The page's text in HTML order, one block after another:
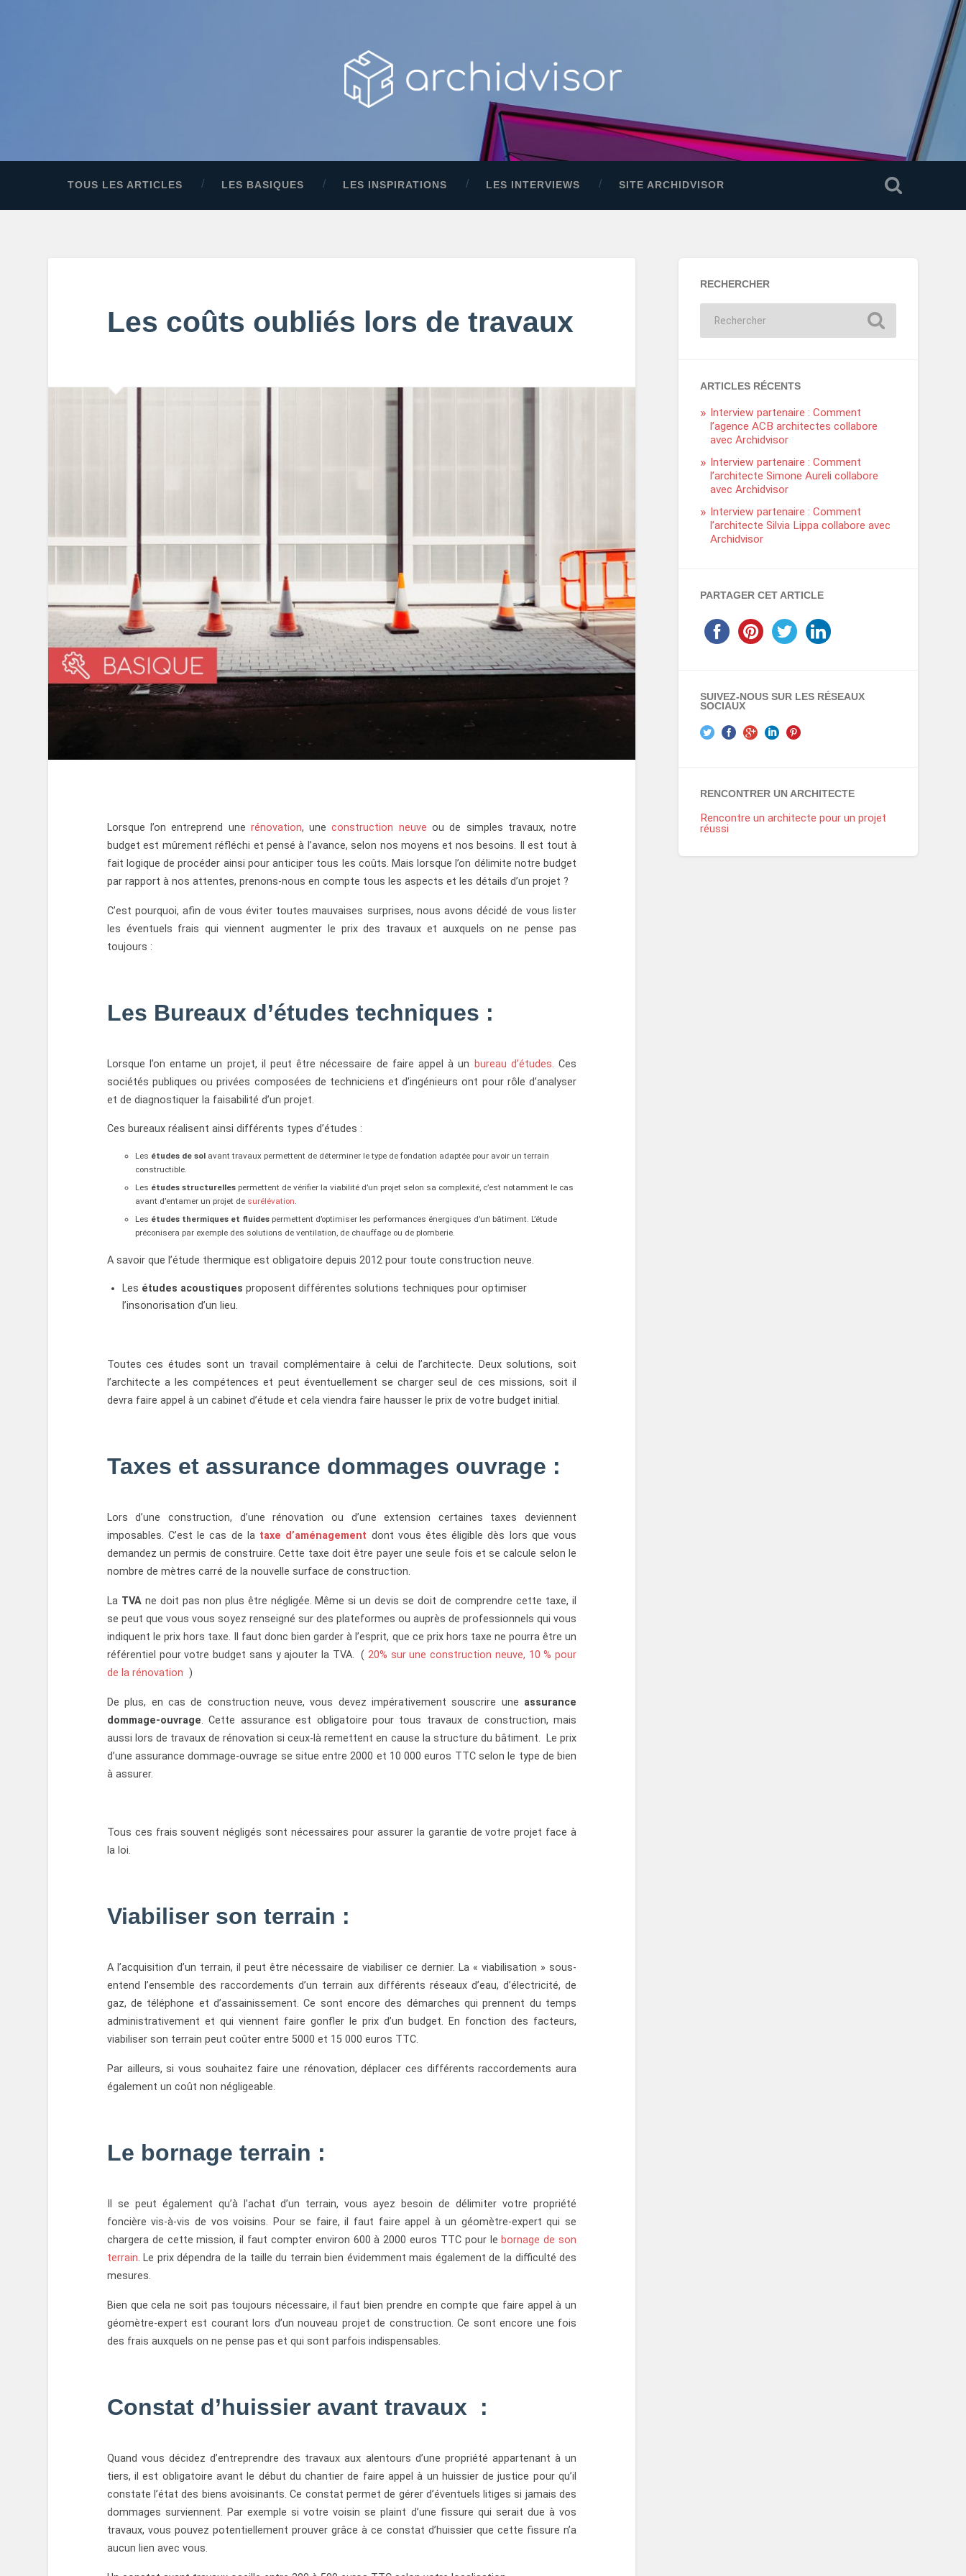
TOUS LES ARTICLES LES BASIQUES LES INSPIRATIONS LES INTERVIEWS SITE ARCHIDVISOR
Les coûts oubliés lors de travaux
Lorsque l’on entreprend une rénovation, uneconstruction neuve ou de simples travaux, notre
budget est mûrement réfléchi et pensé à l’avance, selon nos moyens et nos besoins. Il est tout à
fait logique de procéder ainsi pour anticiper tous les coûts. Mais lorsque l’on délimite notre budget
par rapport à nos attentes, prenons-nous en compte tous les aspects et les détails d’un projet ?
C’est pourquoi, afin de vous éviter toutes mauvaises surprises, nous avons décidé de vous lister
les éventuels frais qui viennent augmenter le prix des travaux et auxquels on ne pense pas
toujours :
Les Bureaux d’études techniques :
Lorsque l’on entame un projet, il peut être nécessaire de faire appel à un bureau d’études. Ces
sociétés publiques ou privées composées de techniciens et d’ingénieurs ont pour rôle d’analyser
et de diagnostiquer la faisabilité d’un projet.
Ces bureaux réalisent ainsi différents types d’études :
Les études de solavant travaux permettent de déterminer le type de fondation adaptée pour avoir un terrain
constructible.
Les études structurelles permettent de vérifier la viabilité d’un projet selon sa complexité, c’est notamment le cas
avant d’entamer un projet de surélévation.
Les études thermiques et fluidespermettent d’optimiser les performances énergiques d’un bâtiment. L’étude
préconisera par exemple des solutions de ventilation, de chauffage ou de plomberie.
A savoir que l’étude thermique est obligatoire depuis 2012 pour toute construction neuve.
Les études acoustiques proposent différentes solutions techniques pour optimiser
l’insonorisation d’un lieu.
Toutes ces études sont un travail complémentaire à celui de l’architecte. Deux solutions, soit
l’architecte a les compétences et peut éventuellement se charger seul de ces missions, soit il
devra faire appel à un cabinet d’étude et cela viendra faire hausser le prix de votre budget initial.
Taxes et assurance dommages ouvrage :
Lors d’une construction, d’une rénovation ou d’une extension certaines taxes deviennent
imposables. C’est le cas de la taxe d’aménagement dont vous êtes éligible dès lors que vous
demandez un permis de construire. Cette taxe doit être payer une seule fois et se calcule selon le
nombre de mètres carré de la nouvelle surface de construction.
La TVAne doit pas non plus être négligée. Même si un devis se doit de comprendre cette taxe, il
se peut que vous vous soyez renseigné sur des plateformes ou auprès de professionnels qui vous
indiquent le prix hors taxe. Il faut donc bien garder à l’esprit, que ce prix hors taxe ne pourra être un
référentiel pour votre budget sans y ajouter la TVA. ( 20% sur une construction neuve, 10 % pour
de la rénovation )
De plus, en cas de construction neuve, vous devez impérativement souscrire une assurance
dommage-ouvrage. Cette assurance est obligatoire pour tous travaux de construction, mais
aussi lors de travaux de rénovation si ceux-là remettent en cause la structure du bâtiment. Le prix
d’une assurance dommage-ouvrage se situe entre 2000 et 10 000 euros TTC selon le type de bien
à assurer.
Tous ces frais souvent négligés sont nécessaires pour assurer la garantie de votre projet face à
la loi.
Viabiliser son terrain :
A l’acquisition d’un terrain, il peut être nécessaire de viabiliser ce dernier. La « viabilisation » sous-
entend l’ensemble des raccordements d’un terrain aux différents réseaux d’eau, d’électricité, de
gaz, de téléphone et d’assainissement. Ce sont encore des démarches qui prennent du temps
administrativement et qui viennent faire gonfler le prix d’un budget. En fonction des facteurs,
viabiliser son terrain peut coûter entre 5000 et 15 000 euros TTC.
Par ailleurs, si vous souhaitez faire une rénovation, déplacer ces différents raccordements aura
également un coût non négligeable.
Le bornage terrain :
Il se peut également qu’à l’achat d’un terrain, vous ayez besoin de délimiter votre propriété
foncière vis-à-vis de vos voisins. Pour se faire, il faut faire appel à un géomètre-expert qui se
chargera de cette mission, il faut compter environ 600 à 2000 euros TTC pour le bornage de son
terrain. Le prix dépendra de la taille du terrain bien évidemment mais également de la difficulté des
mesures.
Bien que cela ne soit pas toujours nécessaire, il faut bien prendre en compte que faire appel à un
géomètre-expert est courant lors d’un nouveau projet de construction. Ce sont encore une fois
des frais auxquels on ne pense pas et qui sont parfois indispensables.
Constat d’huissier avant travaux :
Quand vous décidez d’entreprendre des travaux aux alentours d’une propriété appartenant à un
tiers, il est obligatoire avant le début du chantier de faire appel à un huissier de justice pour qu’il
constate l’état des biens avoisinants. Ce constat permet de gérer d’éventuels litiges si jamais des
dommages surviennent. Par exemple si votre voisin se plaint d’une fissure qui serait due à vos
travaux, vous pouvez potentiellement prouver grâce à ce constat d’huissier que cette fissure n’a
aucun lien avec vous.
RECHERCHER
ARTICLES RÉCENTS
Interview partenaire : Comment
l’agence ACB architectes collabore
avec Archidvisor
Interview partenaire : Comment
l’architecte Simone Aureli collabore
avec Archidvisor
Interview partenaire : Comment
l’architecte Silvia Lippa collabore avec
Archidvisor
PARTAGER CET ARTICLE
SUIVEZ-NOUS SUR LES RÉSEAUX
SOCIAUX
RENCONTRER UN ARCHITECTE
Rencontre un architecte pour un projet
réussi